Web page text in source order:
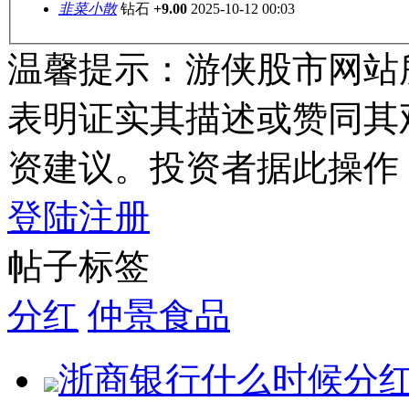
韭菜小散 钻石 +9.00 2025-10-12 00:03
温馨提示：游侠股市网
表明证实其描述或赞同
资建议。投资者据此操
登陆注册
帖子标签
分红 仲景食品
浙商银行什么时候分